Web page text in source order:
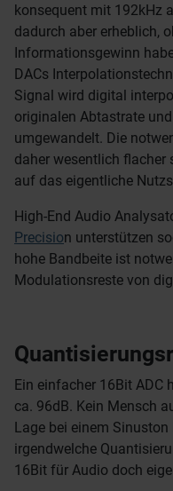
konsequent mit 192kHz
dadurch aber erheblich,
Informationsgewinn
DACs
Signal wird digital
originalen Abtastrate
umgewandelt. Die
daher wesentlich flacher
auf das eigentliche
High-End Audio
Precision unterstützen
hohe Bandbeite ist
Modulationsreste von
Ein einfacher 16Bit ADC
ca. 96dB. Kein Mensch
Lage bei einem
irgendwelche
16Bit für Audio doch